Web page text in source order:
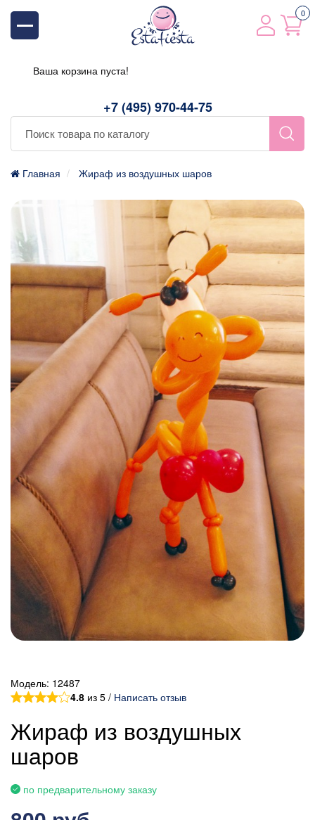
+7 (495) 970-44-75
0
Ваша корзина пуста!
Главная Жираф из воздушных шаров
Модель: 12487
4.8 из 5 / Написать отзыв
Жираф из воздушных
шаров
по предварительному заказу